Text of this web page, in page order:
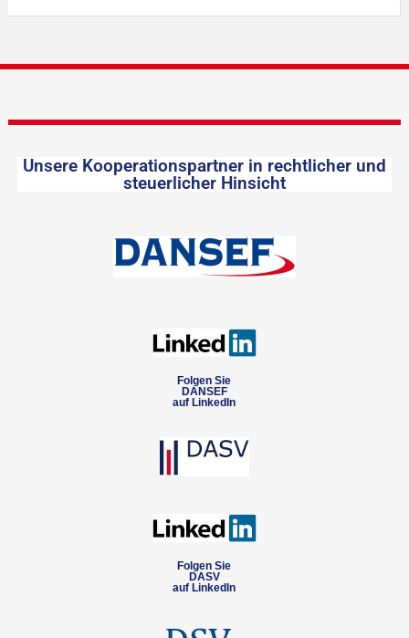
Unsere Kooperationspartner in rechtlicher und
steuerlicher Hinsicht
Folgen Sie
DANSEF
auf LinkedIn
Folgen Sie
DASV
auf LinkedIn